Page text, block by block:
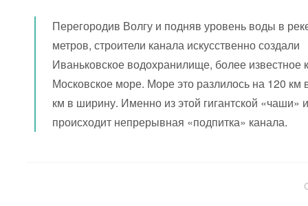
Перегородив Волгу и подняв уровень воды в
метров, строители канала искусственно создали
Иваньковское водохранилище, более известное
Московское море. Море это разлилось на 120 км
км в ширину. Именно из этой гигантской «чаши»
происходит непрерывная «подпитка» канала.